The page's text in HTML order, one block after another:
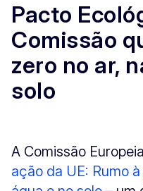
Pacto
Comissão
zero no ar,
solo
A Comissão
ação da UE: Rumo